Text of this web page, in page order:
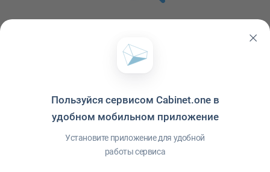
В ленте не обнаружено ни одной публикации
Пользуйся сервисом Cabinet.one в
удобном мобильном приложение
Установите приложение для удобной
работы сервиса